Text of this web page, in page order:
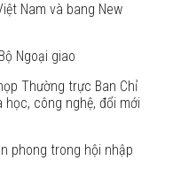
Nam và bang New
Ngoại giao
Thường trực Ban Chỉ
công nghệ, đổi mới
phong trong hội nhập